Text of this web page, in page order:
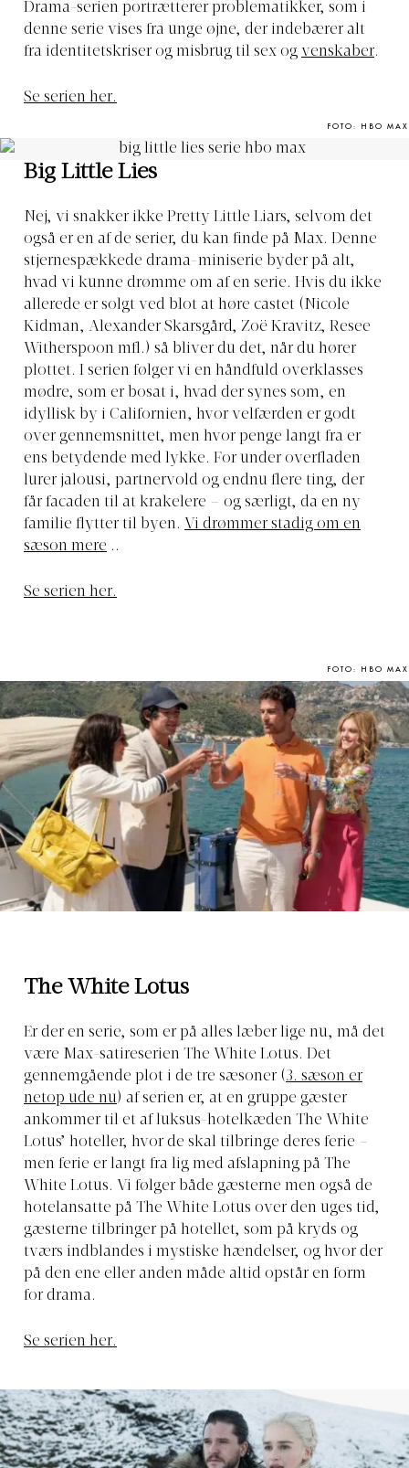
Drama-serien portrætterer problematikker, som i
denne serie vises fra unge øjne, der indebærer alt
fra identitetskriser og misbrug til sex og venskaber.
Se serien her.
FOTO: HBO MAX
Big Little Lies
Nej, vi snakker ikke Pretty Little Liars, selvom det
også er en af de serier, du kan finde på Max. Denne
stjernespækkede drama-miniserie byder på alt,
hvad vi kunne drømme om af en serie. Hvis du ikke
allerede er solgt ved blot at høre castet (Nicole
Kidman, Alexander Skarsgård, Zoë Kravitz, Resee
Witherspoon mfl.) så bliver du det, når du hører
plottet. I serien følger vi en håndfuld overklasses
mødre, som er bosat i, hvad der synes som, en
idyllisk by i Californien, hvor velfærden er godt
over gennemsnittet, men hvor penge langt fra er
ens betydende med lykke. For under overfladen
lurer jalousi, partnervold og endnu flere ting, der
får facaden til at krakelere – og særligt, da en ny
familie flytter til byen. Vi drømmer stadig om en
sæson mere ..
Se serien her.
FOTO: HBO MAX
The White Lotus
Er der en serie, som er på alles læber lige nu, må det
være Max-satireserien The White Lotus. Det
gennemgående plot i de tre sæsoner (3. sæson er
netop ude nu) af serien er, at en gruppe gæster
ankommer til et af luksus-hotelkæden The White
Lotus’ hoteller, hvor de skal tilbringe deres ferie –
men ferie er langt fra lig med afslapning på The
White Lotus. Vi følger både gæsterne men også de
hotelansatte på The White Lotus over den uges tid,
gæsterne tilbringer på hotellet, som på kryds og
tværs indblandes i mystiske hændelser, og hvor der
på den ene eller anden måde altid opstår en form
for drama.
Se serien her.